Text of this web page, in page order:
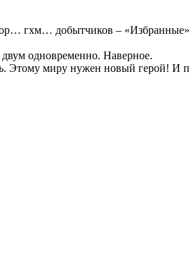
гхм… добытчиков –
одновременно. Наверное.
Этому миру нужен новый герой! И